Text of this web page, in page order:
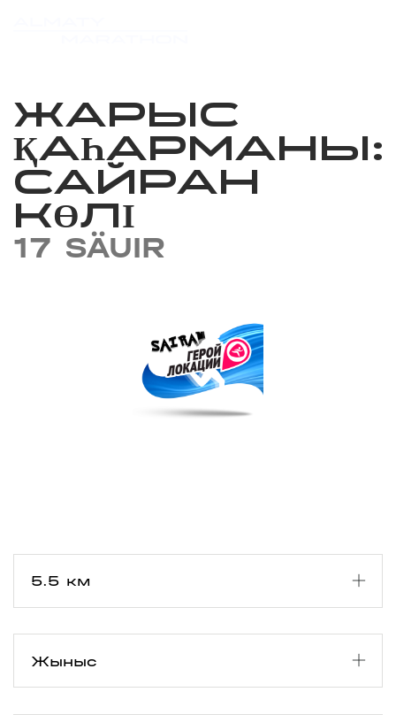
ЖАРЫС
ҚАҺАРМАНЫ:
САЙРАН
КӨЛІ
17 SÄUIR